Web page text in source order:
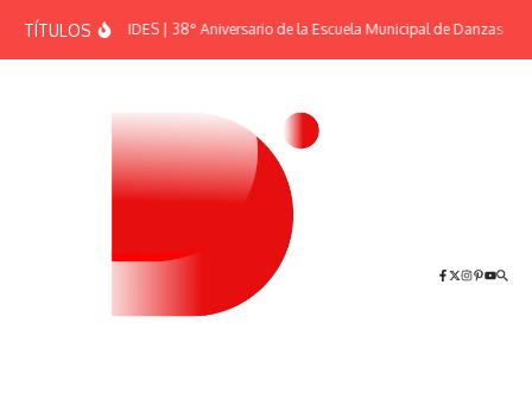
TÍTULOSEFEMÉRIDES | 38° Aniversario de la Escuela Municipal de Danzas “El